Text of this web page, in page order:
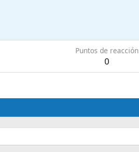
Puntos de reacción
0